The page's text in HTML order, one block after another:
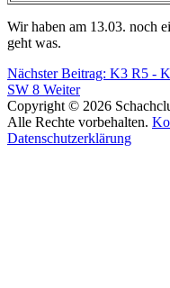
Wir haben am 13.03. noch
geht was.
Nächster Beitrag: K3 R5 -
SW 8 Weiter
Copyright © 2026
Alle Rechte vorbehalten.
Datenschutzerklärung